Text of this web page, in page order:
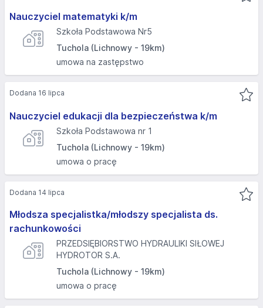
Nauczyciel matematyki k/m
Szkoła Podstawowa Nr5
Tuchola (Lichnowy - 19km)
umowa na zastępstwo
Nauczyciel edukacji dla bezpieczeństwa k/m
Szkoła Podstawowa nr 1
Tuchola (Lichnowy - 19km)
umowa o pracę
Dodana 16 lipca
Młodsza specjalistka/młodszy specjalista ds.
rachunkowości
PRZEDSIĘBIORSTWO HYDRAULIKI SIŁOWEJ
HYDROTOR S.A.
Tuchola (Lichnowy - 19km)
umowa o pracę
Dodana 14 lipca